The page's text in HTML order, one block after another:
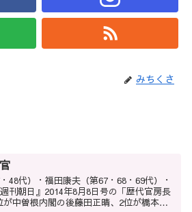
みちくさ
48代）・福田康夫（第67・68・69代）・
刊朝日』2014年8月8日号の「歴代官房長
中曽根内閣の後藤田正晴、2位が橋本内